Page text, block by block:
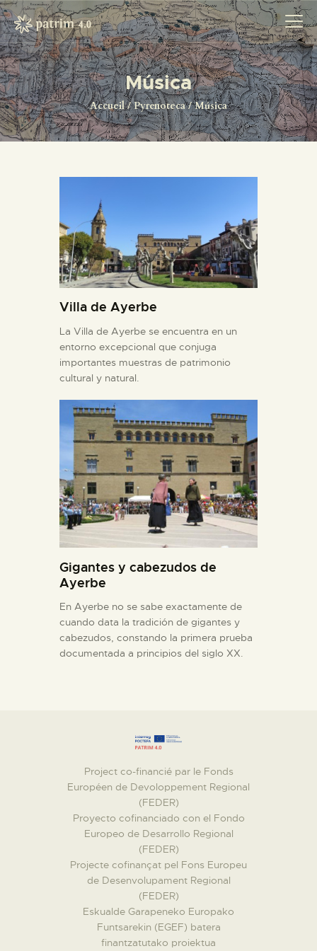
Música
Accueil Pyrenoteca Música
ACCUEIL
PYRENOTECA 4.0
LE RÉSEAU
CONTACTS
Villa de Ayerbe
La Villa de Ayerbe se encuentra en un
entorno excepcional que conjuga
importantes muestras de patrimonio
cultural y natural.
Gigantes y cabezudos de
Ayerbe
En Ayerbe no se sabe exactamente de
cuando data la tradición de gigantes y
cabezudos, constando la primera prueba
documentada a principios del siglo XX.
Project co-financié par le Fonds
Européen de Devoloppement Regional
(FEDER)
Proyecto cofinanciado con el Fondo
Europeo de Desarrollo Regional
(FEDER)
Projecte cofinançat pel Fons Europeu
de Desenvolupament Regional
(FEDER)
Eskualde Garapeneko Europako
Funtsarekin (EGEF) batera
finantzatutako proiektua